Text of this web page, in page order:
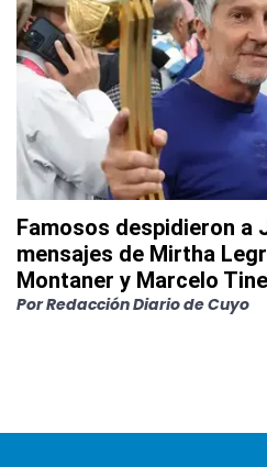
Famosos despidieron a
mensajes de Mirtha
Montaner y Marcelo
PorRedacción Diario de Cuyo